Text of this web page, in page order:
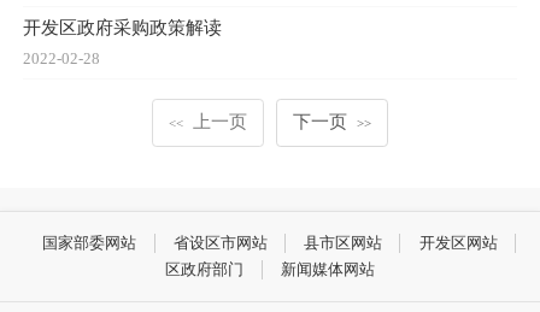
开发区政府采购政策解读
2022-02-28
<< 上一页 下一页 >>
国家部委网站 省设区市网站 县市区网站
开发区网站
区政府部门
新闻媒体网站